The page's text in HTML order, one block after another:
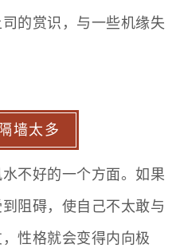
的赏识，与一些机缘失
墙太多
不好的一个方面。如果
阻碍，使自己不太敢与
性格就会变得内向极